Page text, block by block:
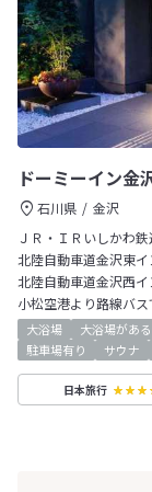
ドーミーイン金
石川県
金沢
ＪＲ・ＩＲいしかわ
北陸自動車道金沢東
北陸自動車道金沢西
小松空港より路線バ
大浴場 大浴場があ
駐車場有り
サウナ
日本旅行